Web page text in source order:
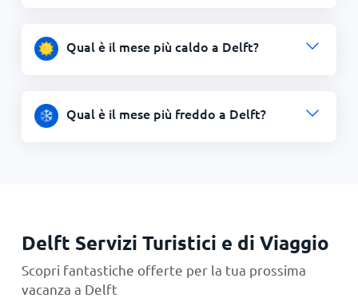
Qual è il mese più caldo a Delft?
Qual è il mese più freddo a Delft?
Delft Servizi Turistici e di Viaggio
Scopri fantastiche offerte per la tua prossima
vacanza a Delft